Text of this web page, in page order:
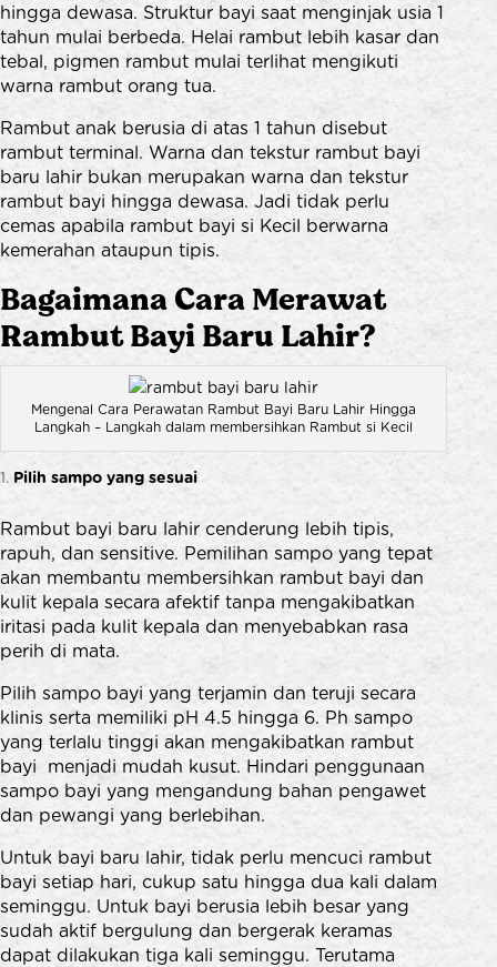
hingga dewasa. Struktur bayi saat menginjak usia 1
tahun mulai berbeda. Helai rambut lebih kasar dan
tebal, pigmen rambut mulai terlihat mengikuti
warna rambut orang tua.
Rambut anak berusia di atas 1 tahun disebut
rambut terminal. Warna dan tekstur rambut bayi
baru lahir bukan merupakan warna dan tekstur
rambut bayi hingga dewasa. Jadi tidak perlu
cemas apabila rambut bayi si Kecil berwarna
kemerahan ataupun tipis.
Bagaimana Cara Merawat
Rambut Bayi Baru Lahir?
Mengenal Cara Perawatan Rambut Bayi Baru Lahir Hingga
Langkah – Langkah dalam membersihkan Rambut si Kecil
Pilih sampo yang sesuai
Rambut bayi baru lahir cenderung lebih tipis,
rapuh, dan sensitive. Pemilihan sampo yang tepat
akan membantu membersihkan rambut bayi dan
kulit kepala secara afektif tanpa mengakibatkan
iritasi pada kulit kepala dan menyebabkan rasa
perih di mata.
Pilih sampo bayi yang terjamin dan teruji secara
klinis serta memiliki pH 4.5 hingga 6. Ph sampo
yang terlalu tinggi akan mengakibatkan rambut
bayi menjadi mudah kusut. Hindari penggunaan
sampo bayi yang mengandung bahan pengawet
dan pewangi yang berlebihan.
Untuk bayi baru lahir, tidak perlu mencuci rambut
bayi setiap hari, cukup satu hingga dua kali dalam
seminggu. Untuk bayi berusia lebih besar yang
sudah aktif bergulung dan bergerak keramas
dapat dilakukan tiga kali seminggu. Terutama